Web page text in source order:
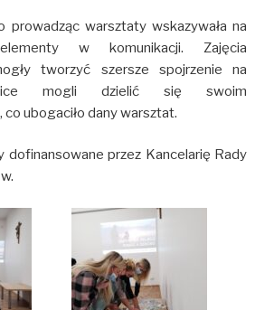
prowadząc warsztaty wskazywała na
elementy w komunikacji. Zajęcia
tworzyć szersze spojrzenie na
mogli dzielić się swoim
ubogaciło dany warsztat.
dofinansowane przez Kancelarię Rady